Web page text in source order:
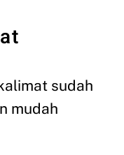
sudah
mudah